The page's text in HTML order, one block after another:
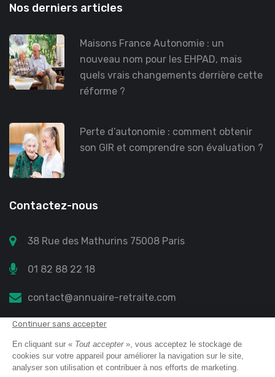
Nos derniers articles
Maisons France Autonomie : un
nouveau nom pour les EHPAD, mais
quels vrais changements derrière cette
réforme ?
Perte d’autonomie : comment obtenir
son GIR et comprendre son évaluation ?
Contactez-nous
38 Rue des Mathurins 75008 Paris
01 82 88 22 18
contact@annuaire-retraite.com